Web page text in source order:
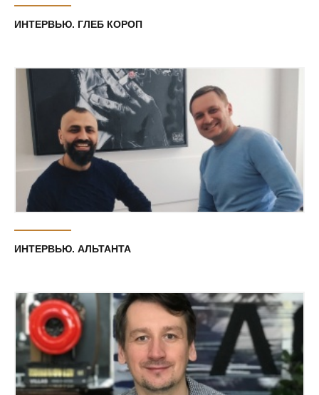
ИНТЕРВЬЮ. ГЛЕБ КОРОП
ИНТЕРВЬЮ. АЛЬТАНТА